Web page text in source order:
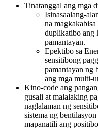
Tinatanggal ang mga
Isinasaalang-
na
duplikatibo ang
pamantayan.
Epektibo sa
sensitibong
pamantayan ng
ang mga multi-
Kino-code ang
gusali at malalaking
naglalaman ng
sistema ng
mapanatili ang